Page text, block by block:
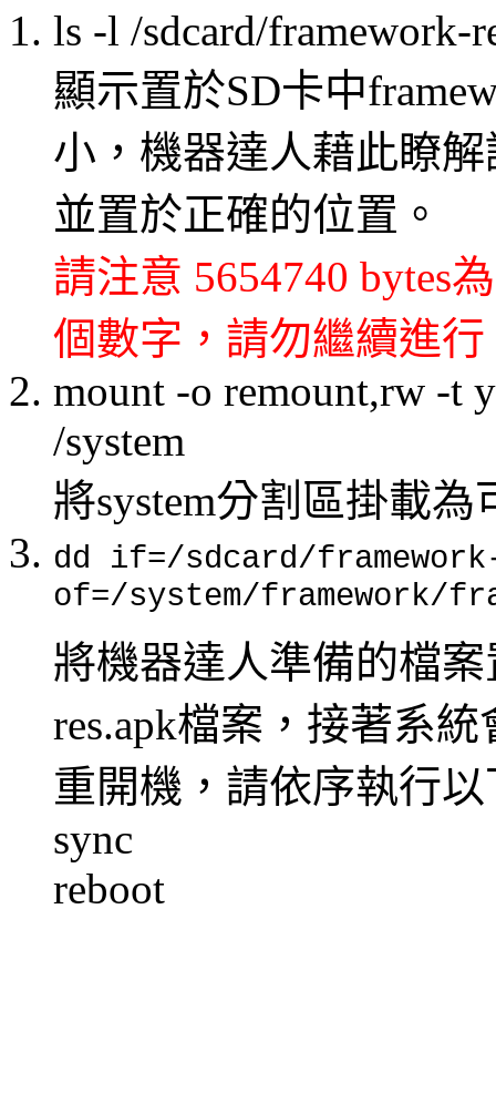
ls -l /sdcard/framework-
顯示置於SD卡中
小，機器達人藉此瞭
並置於正確的位置。
請注意 5654740 bytes
個數字，請勿繼續進行
mount -o remount,rw -t
/system
將system分割區掛載為
dd if=/sdcard/
of=/system/framework/
將機器達人準備的檔
res.apk檔案，接著系
重開機，請依序執行
sync
reboot